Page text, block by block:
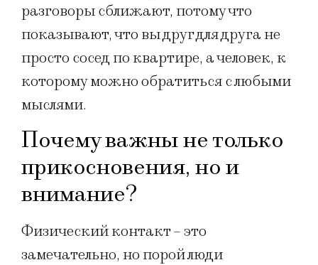
разговоры сближают, потому что
показывают, что вы друг для друга не
просто сосед по квартире, а человек, к
которому можно обратиться с любыми
мыслями.
Почему важны не только
прикосновения, но и
внимание?
Физический контакт – это
замечательно, но порой люди